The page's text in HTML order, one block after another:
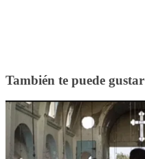
También te puede gustar